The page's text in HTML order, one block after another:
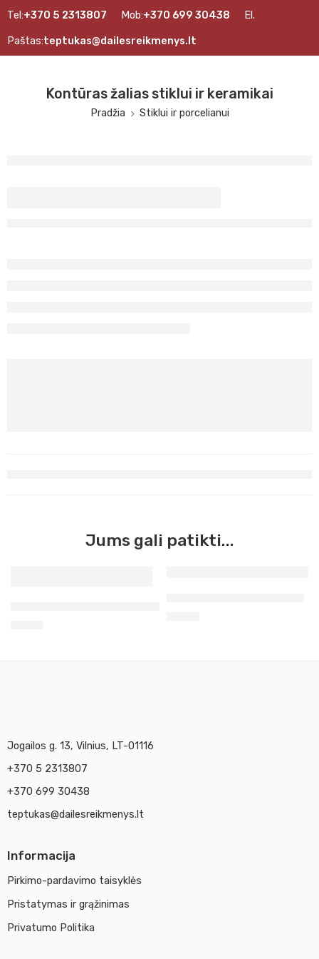
Tel:+370 5 2313807 Mob:+370 699 30438 El.
Paštas:teptukas@dailesreikmenys.lt
Kontūras žalias stiklui ir keramikai
Pradžia Stiklui ir porcelianui
Jums gali patikti...
Jogailos g. 13, Vilnius, LT-01116
+370 5 2313807
+370 699 30438
teptukas@dailesreikmenys.lt
Informacija
Pirkimo-pardavimo taisyklės
Pristatymas ir grąžinimas
Privatumo Politika